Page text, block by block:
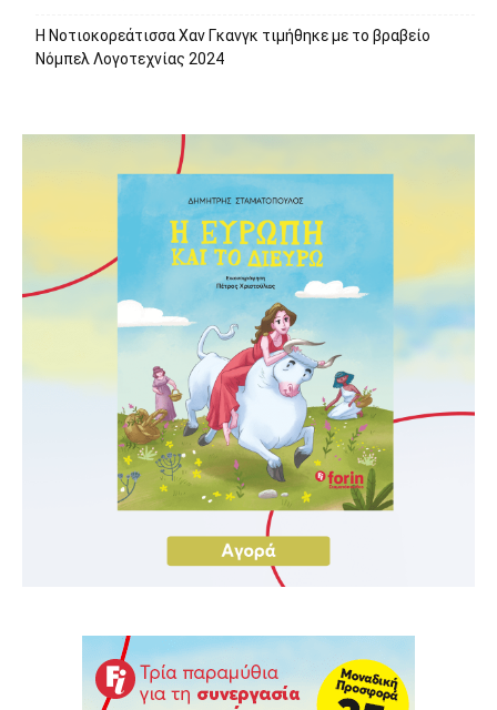
Η Νοτιοκορεάτισσα Χαν Γκανγκ τιμήθηκε με το βραβείο
Νόμπελ Λογοτεχνίας 2024